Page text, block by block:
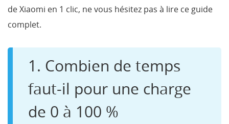
de Xiaomi en 1 clic, ne vous hésitez pas à lire ce guide
complet.
1. Combien de temps
faut-il pour une charge
de 0 à 100 %